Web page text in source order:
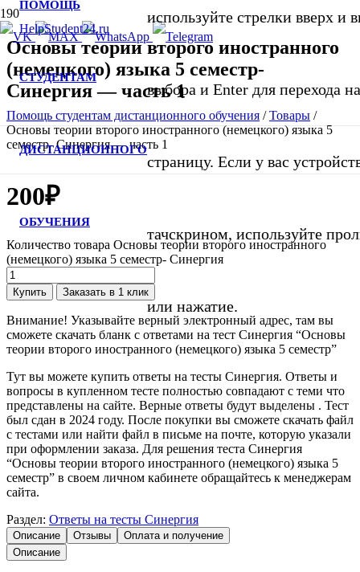
ПОМОЩЬ
СТУДЕНТАМ
ДИСТАНЦИОННОГО
ОБУЧЕНИЯ
используйте стрелки вверх и
выбора и Enter для перехода
страницу. Если у вас
тачскрином, используйте
или нажатие.
Основы теории второго иностранного
(немецкого) языка 5 семестр-
Синергия — часть 1
Помощь студентам дистанционного обучения /Товары /
Основы теории второго иностранного (немецкого) языка 5
семестр- Синергия — часть 1
200₽
Количество товара Основы теории второго иностранного
(немецкого) языка 5 семестр- Синергия
Купить Заказать в 1 клик
Внимание! Указывайте верный электронный адрес, там вы
сможете скачать бланк с ответами на тест Синергия “Основы
теории второго иностранного (немецкого) языка 5 семестр”
Тут вы можете купить ответы на тесты Синергия. Ответы и
вопросы в купленном тесте полностью совпадают с теми что
представлены на сайте. Верные ответы будут выделены . Тест
был сдан в 2024 году. После покупки вы сможете скачать файл
с тестами или найти файл в письме на почте, которую указали
при оформлении заказа. Для решения теста Синергия
“Основы теории второго иностранного (немецкого) языка 5
семестр” в своем личном кабинете обращайтесь к менеджерам
сайта.
Раздел: Ответы на тесты Синергия
Описание Отзывы
Оплата и получение
Описание